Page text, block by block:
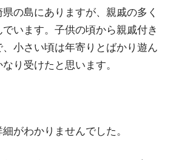
の島にありますが、親戚の多く
います。子供の頃から親戚付き
小さい頃は年寄りとばかり遊ん
り受けたと思います。
がわかりませんでした。